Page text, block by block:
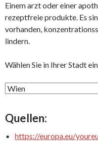
Einem arzt oder einer
rezeptfreie produkte. Es
vorhanden,
lindern.
Wählen Sie in Ihrer Stadt
Quellen:
https://europa.eu/